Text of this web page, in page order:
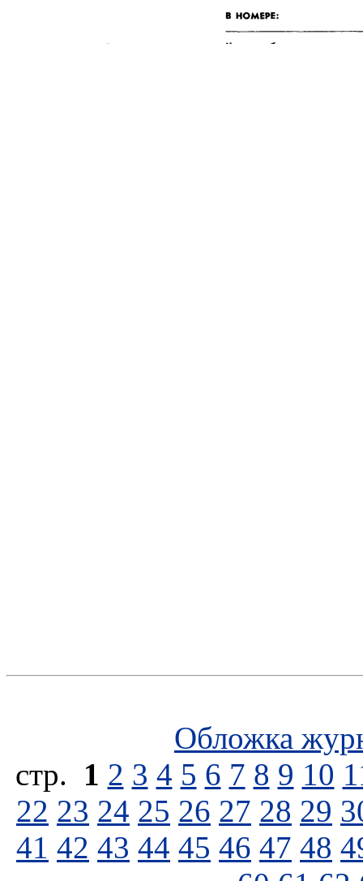
Обложка
стp. 1 2 3 4 5 6 7 8 9 10
22 23 24 25 26 27 28 29
41 42 43 44 45 46 47 48